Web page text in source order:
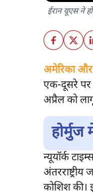
ईरान यूएस ने
अमेरिका और
एक-दूसरे पर
अप्रैल को
न्यूयॉर्क
कोशिश की।